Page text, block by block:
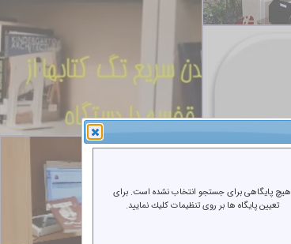
هيچ پايگاهي براي جستجو انتخاب نشده است. براي
تعيين پايگاه ها بر روي تنظيمات كليك نماييد.